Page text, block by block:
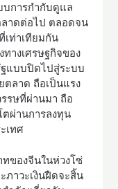
บการกำกับดูแล
าดต่อไป ตลอดจน
เท่าเทียมกัน
างเศรษฐกิจของ
แบบปิดไปสู่ระบบ
ตลาด ถือเป็นแรง
รษที่ผ่านมา ถือ
ผ่านการลงทุน
เทศ
ของจีนในห่วงโซ่
ภาวะเงินฝืดจะสิ้น